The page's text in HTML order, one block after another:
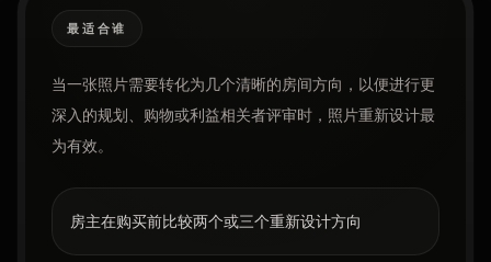
最适合谁
当一张照片需要转化为几个清晰的房间方向，以便进行更
深入的规划、购物或利益相关者评审时，照片重新设计最
为有效。
房主在购买前比较两个或三个重新设计方向